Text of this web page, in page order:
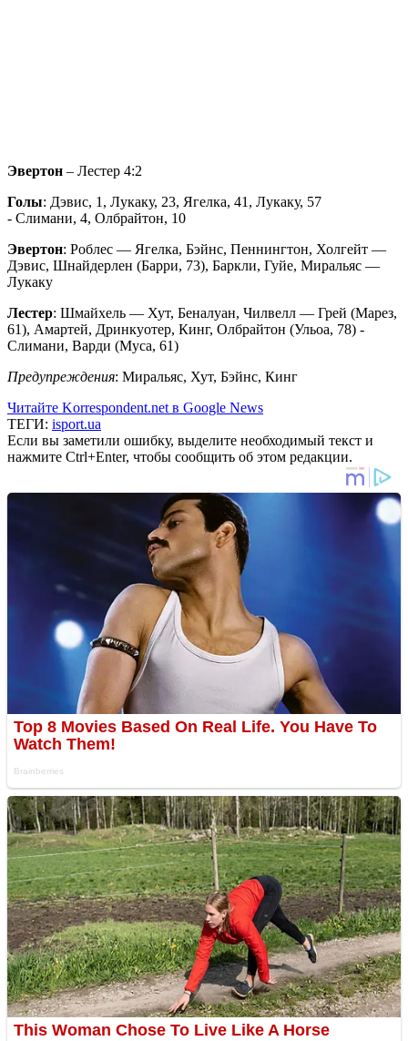
Эвертон – Лестер 4:2
Голы: Дэвис, 1, Лукаку, 23, Ягелка, 41, Лукаку, 57
- Слимани, 4, Олбрайтон, 10
Эвертон: Роблес — Ягелка, Бэйнс, Пеннингтон, Холгейт —
Дэвис, Шнайдерлен (Барри, 73), Баркли, Гуйе, Миральяс —
Лукаку
Лестер: Шмайхель — Хут, Беналуан, Чилвелл — Грей (Марез,
61), Амартей, Дринкуотер, Кинг, Олбрайтон (Ульоа, 78) -
Слимани, Варди (Муса, 61)
Предупреждения: Миральяс, Хут, Бэйнс, Кинг
Читайте Korrespondent.net в Google News
ТЕГИ: isport.ua
Если вы заметили ошибку, выделите необходимый текст и
нажмите Ctrl+Enter, чтобы сообщить об этом редакции.